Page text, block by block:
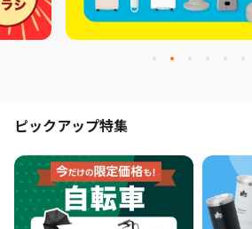
ピックアップ特集